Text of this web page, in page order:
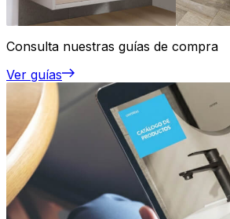
Consulta nuestras guías de compra
Ver guías